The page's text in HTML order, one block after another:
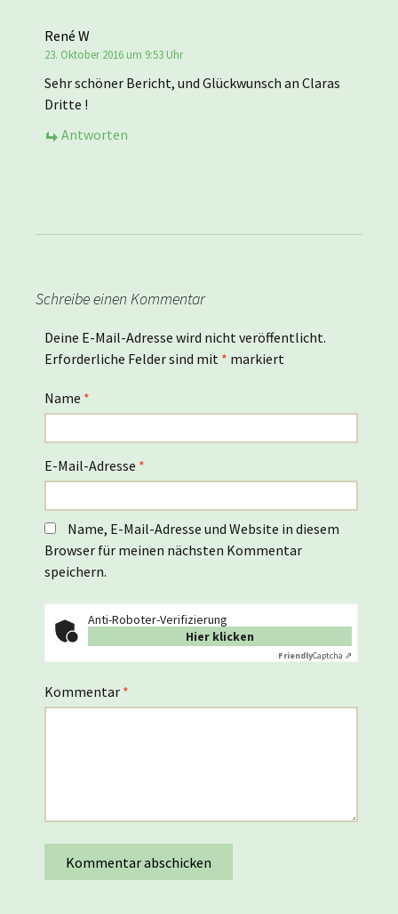
René W
23. Oktober 2016 um 9:53 Uhr
Sehr schöner Bericht, und Glückwunsch an Claras
Dritte !
Antworten
Schreibe einen Kommentar
Deine E-Mail-Adresse wird nicht veröffentlicht.
Erforderliche Felder sind mit * markiert
Name *
E-Mail-Adresse *
Name, E-Mail-Adresse und Website in diesem
Browser für meinen nächsten Kommentar
speichern.
Anti-Roboter-Verifizierung
Hier klicken
FriendlyCaptcha ⇗
Kommentar *